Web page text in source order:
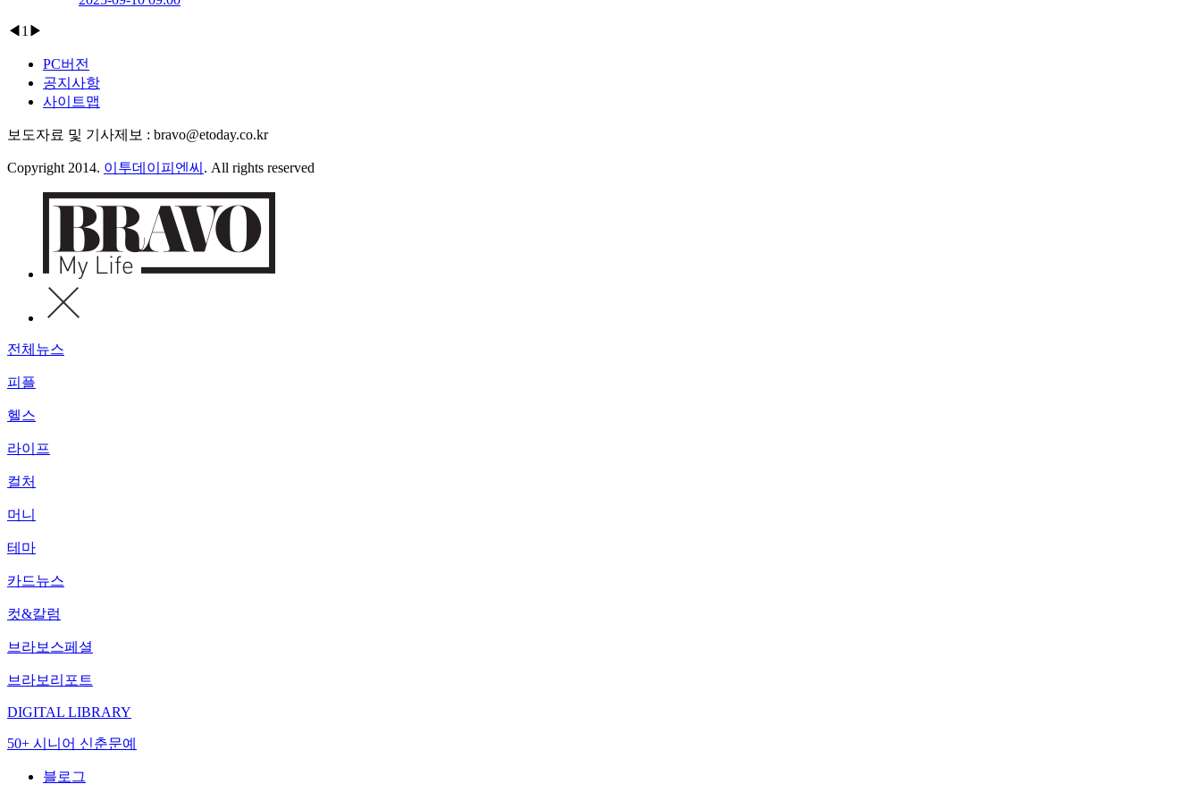
◀ 1 ▶
PC버전
공지사항
사이트맵
보도자료 및 기사제보 : bravo@etoday.co.kr
Copyright 2014. 이투데이피엔씨 . All rights reserved
전체뉴스
피플
헬스
라이프
컬처
머니
테마
카드뉴스
컷&칼럼
브라보스페셜
브라보리포트
DIGITAL LIBRARY
50+ 시니어 신춘문예
블로그